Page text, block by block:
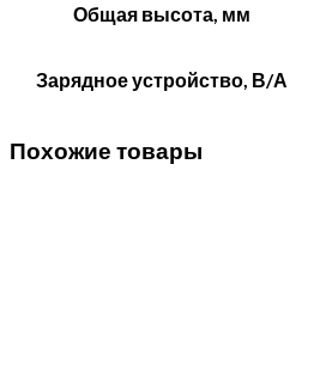
Общая высота, мм
Зарядное устройство, В/А
Похожие товары